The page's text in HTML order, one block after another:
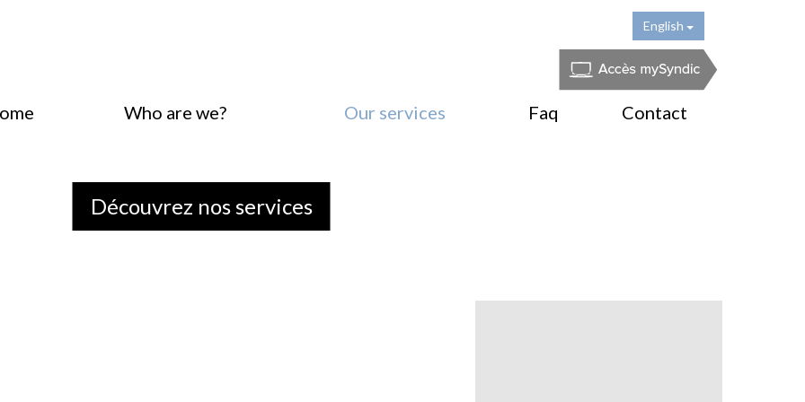
English
Who are we? Our services Faq Contact
Découvrez nos services